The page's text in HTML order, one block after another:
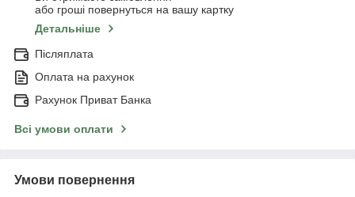
або гроші повернуться на вашу картку
Детальніше
Післяплата
Оплата на рахунок
Рахунок Приват Банка
Всі умови оплати
Умови повернення